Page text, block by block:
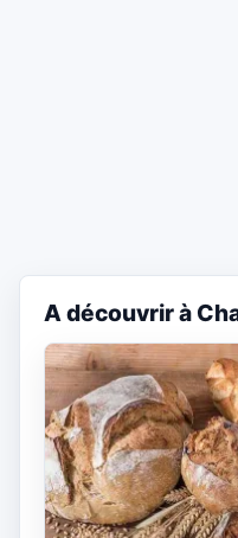
A découvrir à